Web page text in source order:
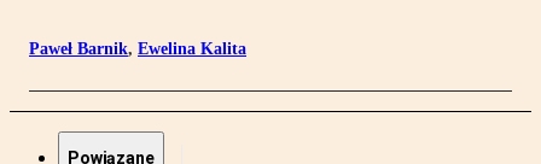
Paweł Barnik, Ewelina Kalita
Powiązane